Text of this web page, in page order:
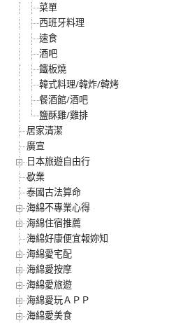
菜單
西班牙料理
速食
酒吧
鐵板燒
韓式料理/韓炸/韓烤
餐酒館/酒吧
鹽酥雞/雞排
居家清潔
廣宣
日本旅遊自由行
歇業
泰國古法算命
海綿不專業心得
海綿住宿推薦
海綿好康便宜報妳知
海綿愛宅配
海綿愛按摩
海綿愛旅遊
海綿愛玩ＡＰＰ
海綿愛美食